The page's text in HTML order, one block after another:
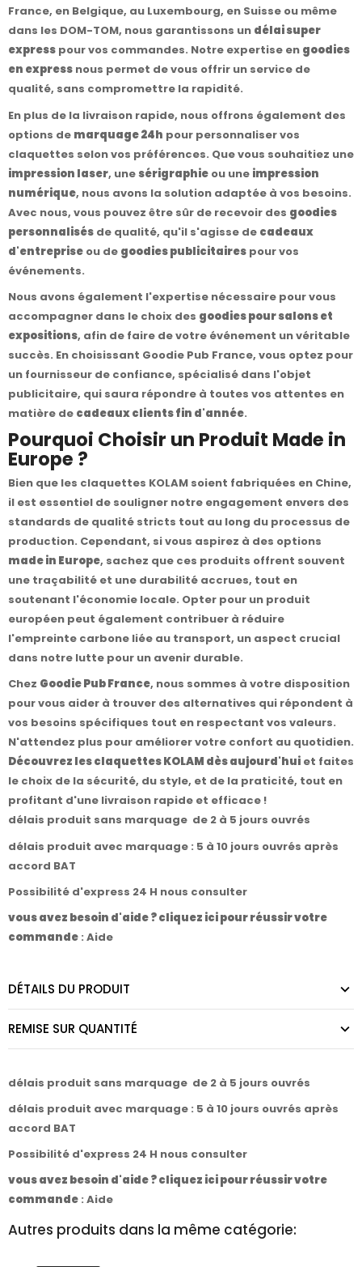
France, en Belgique, au Luxembourg, en Suisse ou même
dans les DOM-TOM, nous garantissons un délai super
express pour vos commandes. Notre expertise en goodies
en express nous permet de vous offrir un service de
qualité, sans compromettre la rapidité.
En plus de la livraison rapide, nous offrons également des
options de marquage 24h pour personnaliser vos
claquettes selon vos préférences. Que vous souhaitiez une
impression laser, unesérigraphie ou une impression
numérique, nous avons la solution adaptée à vos besoins.
Avec nous, vous pouvez être sûr de recevoir des goodies
personnalisés de qualité, qu'il s'agisse de cadeaux
d'entreprise ou de goodies publicitaires pour vos
événements.
Nous avons également l'expertise nécessaire pour vous
accompagner dans le choix des goodies pour salons et
expositions, afin de faire de votre événement un véritable
succès. En choisissant Goodie Pub France, vous optez pour
un fournisseur de confiance, spécialisé dans l'objet
publicitaire, qui saura répondre à toutes vos attentes en
matière de cadeaux clients fin d'année.
Pourquoi Choisir un Produit Made in
Europe ?
Bien que les claquettes KOLAM soient fabriquées en Chine,
il est essentiel de souligner notre engagement envers des
standards de qualité stricts tout au long du processus de
production. Cependant, si vous aspirez à des options
made in Europe, sachez que ces produits offrent souvent
une traçabilité et une durabilité accrues, tout en
soutenant l'économie locale. Opter pour un produit
européen peut également contribuer à réduire
l'empreinte carbone liée au transport, un aspect crucial
dans notre lutte pour un avenir durable.
Chez Goodie Pub France, nous sommes à votre disposition
pour vous aider à trouver des alternatives qui répondent à
vos besoins spécifiques tout en respectant vos valeurs.
N'attendez plus pour améliorer votre confort au quotidien.
Découvrez les claquettes KOLAM dès aujourd'hui et faites
le choix de la sécurité, du style, et de la praticité, tout en
profitant d'une livraison rapide et efficace !
délais produit sans marquage de 2 à 5 jours ouvrés
délais produit avec marquage : 5 à 10 jours ouvrés après
accord BAT
Possibilité d'express 24 H nous consulter
vous avez besoin d'aide ? cliquez ici pour réussir votre
commande : Aide
DÉTAILS DU PRODUIT
REMISE SUR QUANTITÉ
délais produit sans marquage de 2 à 5 jours ouvrés
délais produit avec marquage : 5 à 10 jours ouvrés après
accord BAT
Possibilité d'express 24 H nous consulter
vous avez besoin d'aide ? cliquez ici pour réussir votre
commande : Aide
Autres produits dans la même catégorie: